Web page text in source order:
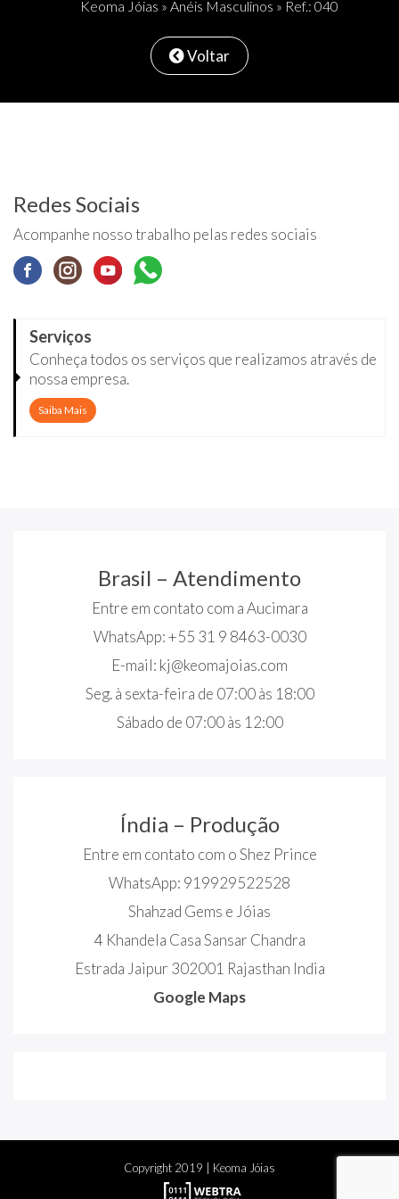
Keoma Jóias » Anéis Masculinos » Ref.: 040
Voltar
Redes Sociais
Acompanhe nosso trabalho pelas redes sociais
Serviços
Conheça todos os serviços que realizamos através de
nossa empresa.
Saiba Mais
Brasil – Atendimento
Entre em contato com a Aucimara
WhatsApp: +55 31 9 8463-0030
E-mail: kj@keomajoias.com
Seg. à sexta-feira de 07:00 às 18:00
Sábado de 07:00 às 12:00
Índia – Produção
Entre em contato com o Shez Prince
WhatsApp: 919929522528
Shahzad Gems e Jóias
4 Khandela Casa Sansar Chandra
Estrada Jaipur 302001 Rajasthan India
Google Maps
Copyright 2019 | Keoma Jóias